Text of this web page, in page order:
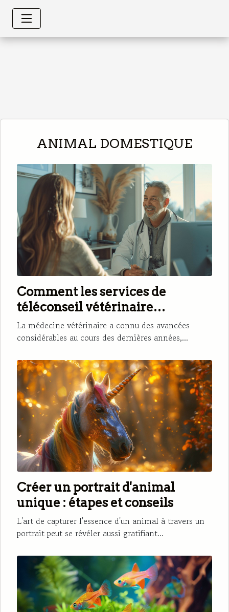
ANIMAL DOMESTIQUE
Comment les services de
téléconseil vétérinaire
révolutionnent les soins aux
animaux
La médecine vétérinaire a connu des avancées
considérables au cours des dernières années,...
Créer un portrait d'animal
unique : étapes et conseils
L'art de capturer l'essence d'un animal à travers un
portrait peut se révéler aussi gratifiant...